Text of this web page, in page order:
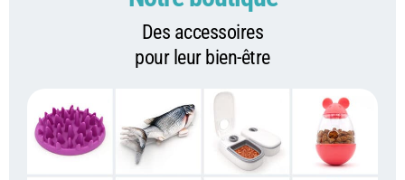
Des accessoires
pour leur bien-être